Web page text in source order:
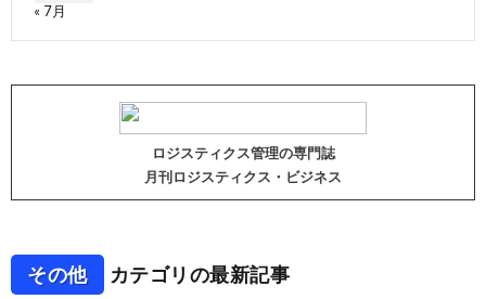
« 7月
ロジスティクス管理の専門誌
月刊ロジスティクス・ビジネス
その他 カテゴリの最新記事